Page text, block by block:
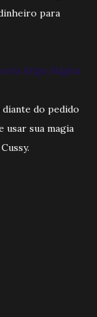
para
Briga Mágica
diante do pedido
usar sua magia